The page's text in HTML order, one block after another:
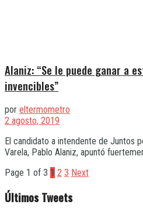
Alaniz: “Se le puede ganar a
invencibles”
por eltermometro
2 agosto, 2019
El candidato a intendente de Juntos
Varela, Pablo Alaniz, apuntó
Page 1 of 3 1 2 3 Next
Últimos Tweets